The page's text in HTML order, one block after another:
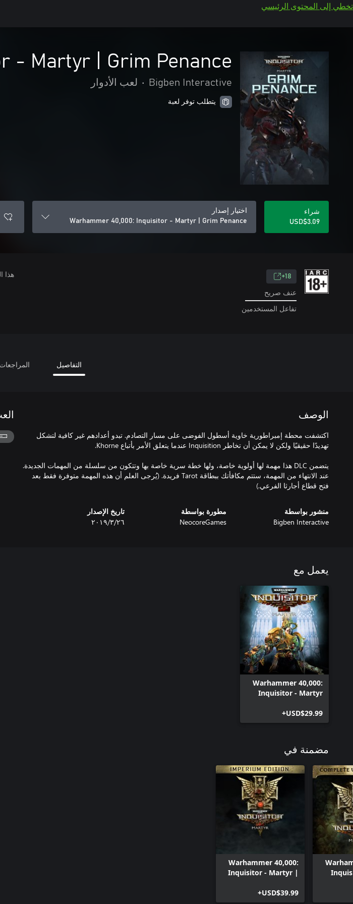
تخطي إلى المحتوى الرئيسي
- Martyr | Grim Penance
Bigben Interactive
• لعب الأدوار
يتطلب توفر لعبة
شراء
USD$3.09
اختيار إصدار
Warhammer 40,000: Inquisitor - Martyr | Grim Penance
18+
عنف صريح
تفاعل المستخدمين
هذا
التفاصيل المراجعات
الوصف
اكتشفت محطة إمبراطورية خاوية أسطول الفوضى على مسار التصادم. تبدو أعدادهم غير كافية لتشكل
يتضمن DLC هذا مهمة لها أولوية خاصة، ولها خطة سرية خاصة بها وتتكون من سلسلة من المهمات الجديدة.
عند الانتهاء من المهمة، ستتم مكافأتك ببطاقة Tarot فريدة. (يُرجى العلم أن هذه المهمة متوفرة فقط بعد
فتح قطاع أجارثا الفرعي.)
منشور بواسطة
Bigben Interactive
مطورة بواسطة
NeocoreGames
تاريخ الإصدار
٢٦‏/٣‏/٢٠١٩
يعمل مع
Warhammer 40,000:
Inquisitor - Martyr
USD$29.99+
مضمنة في
Warhammer 40,000:
Inquisitor - Martyr |
USD$39.99+